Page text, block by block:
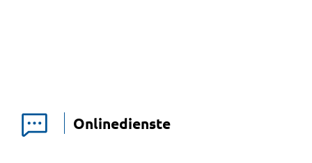
Onlinedienste